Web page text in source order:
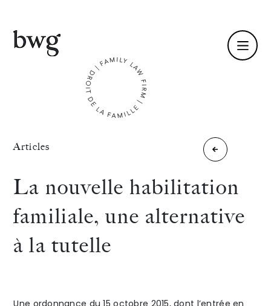
Actualités
The Alliance
Resolution
Articles
La nouvelle habilitation
familiale, une alternative
à la tutelle
Une ordonnance du 15 octobre 2015, dont l’entrée en